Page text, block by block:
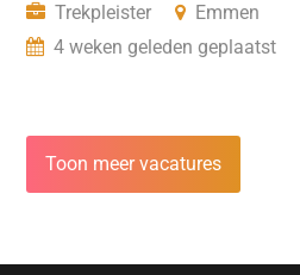
Trekpleister
Emmen
4 weken geleden geplaatst
Toon meer vacatures